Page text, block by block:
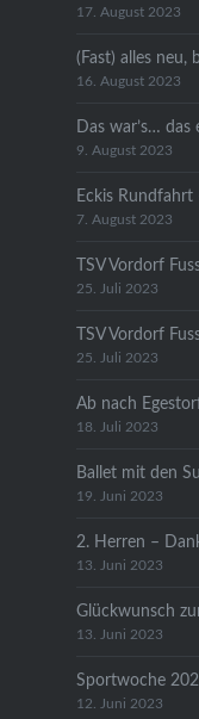
17. August 2023
(Fast) alles neu,
16. August 2023
Das war’s… das
9. August 2023
Eckis Rundfahrt
7. August 2023
TSV Vordorf
25. Juli 2023
TSV Vordorf
25. Juli 2023
Ab nach
18. Juli 2023
Ballet mit den
19. Juni 2023
2. Herren –
13. Juni 2023
Glückwunsch
13. Juni 2023
Sportwoche
12. Juni 2023